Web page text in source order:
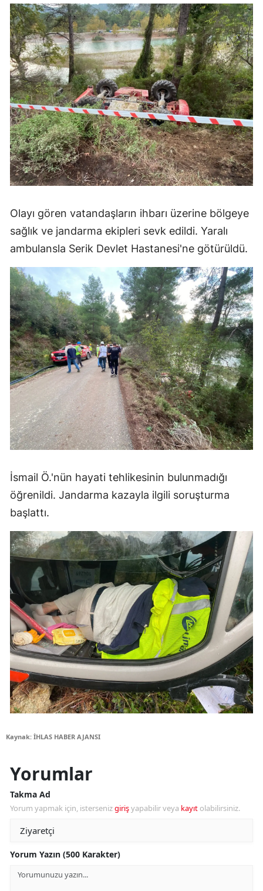
Olayı gören vatandaşların ihbarı üzerine bölgeye
sağlık ve jandarma ekipleri sevk edildi. Yaralı
ambulansla Serik Devlet Hastanesi'ne götürüldü.
İsmail Ö.'nün hayati tehlikesinin bulunmadığı
öğrenildi. Jandarma kazayla ilgili soruşturma
başlattı.
Kaynak: İHLAS HABER AJANSI
Yorumlar
Takma Ad
Yorum yapmak için, istersenizgirişyapabilir veya kayıt olabilirsiniz.
Yorum Yazın (500 Karakter)